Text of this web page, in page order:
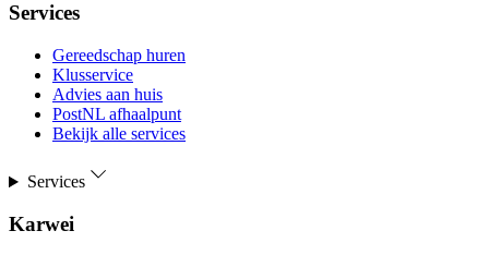
Services
Gereedschap huren
Klusservice
Advies aan huis
PostNL afhaalpunt
Bekijk alle services
Services
Karwei